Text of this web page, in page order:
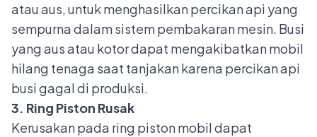
atau aus, untuk menghasilkan percikan api yang
sempurna dalam sistem pembakaran mesin. Busi
yang aus atau kotor dapat mengakibatkan mobil
hilang tenaga saat tanjakan karena percikan api
busi gagal di produksi.
3. Ring Piston Rusak
Kerusakan pada ring piston mobildapat